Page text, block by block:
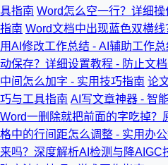
具指南 Word怎么空一行？详细
指南 Word文档中出现蓝色双横
用AI修改工作总结 - AI辅助工作
动保存？详细设置教程 - 防止文
中间怎么加字 - 实用技巧指南 论
巧与工具指南 AI写文章神器 - 智
Word一删除就把前面的字吃掉？
格中的行间距怎么调整 - 实用办
来吗？深度解析AI检测与降AIGC